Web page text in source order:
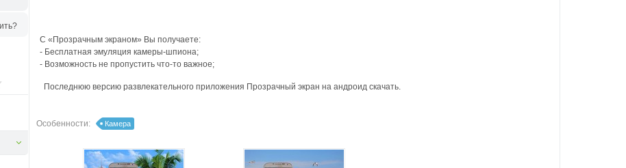
С «Прозрачным экраном» Вы получаете:
- Бесплатная эмуляция камеры-шпиона;
- Возможность не пропустить что-то важное;
Последнюю версию развлекательного приложения Прозрачный экран на андроид скачать.
Особенности: Камера